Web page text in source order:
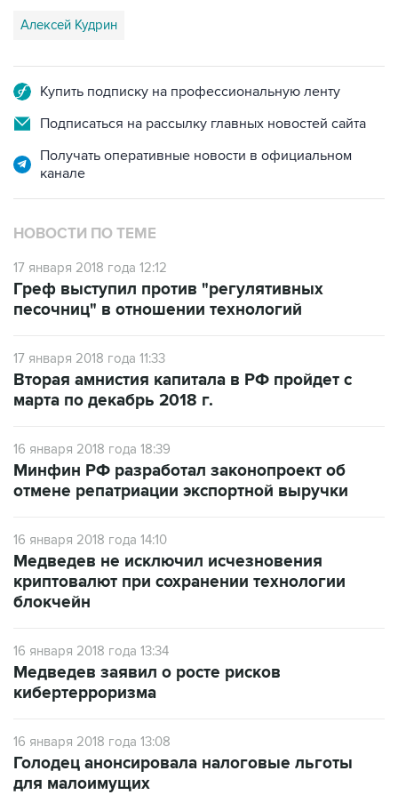
Алексей Кудрин
Купить подписку на профессиональную ленту
Подписаться на рассылку главных новостей сайта
Получать оперативные новости в официальном
канале
НОВОСТИ ПО ТЕМЕ
17 января 2018 года 12:12
Греф выступил против "регулятивных
песочниц" в отношении технологий
17 января 2018 года 11:33
Вторая амнистия капитала в РФ пройдет с
марта по декабрь 2018 г.
16 января 2018 года 18:39
Минфин РФ разработал законопроект об
отмене репатриации экспортной выручки
16 января 2018 года 14:10
Медведев не исключил исчезновения
криптовалют при сохранении технологии
блокчейн
16 января 2018 года 13:34
Медведев заявил о росте рисков
кибертерроризма
16 января 2018 года 13:08
Голодец анонсировала налоговые льготы
для малоимущих